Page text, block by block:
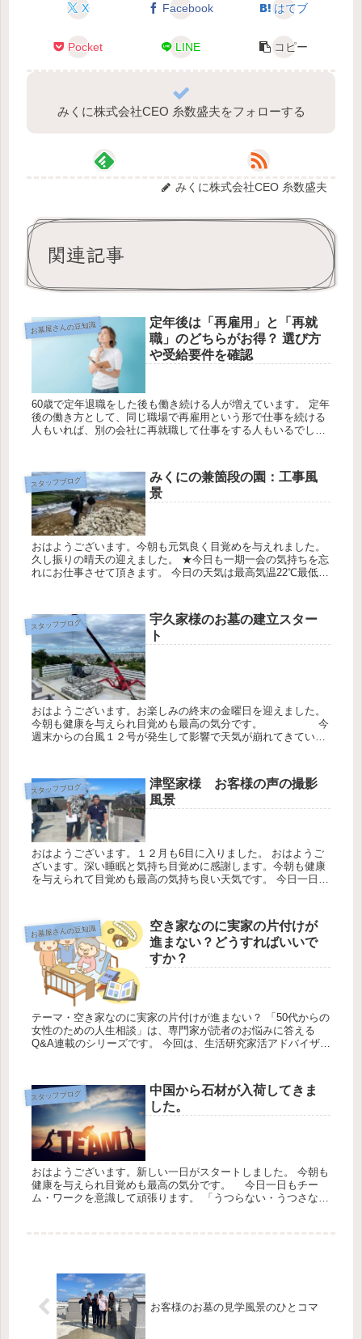
X Facebook はてブ
Pocket LINE コピー
みくに株式会社CEO 糸数盛夫をフォローする
みくに株式会社CEO 糸数盛夫
関連記事
お墓屋さんの豆知識
定年後は「再雇用」と「再就
職」のどちらがお得？ 選び方
や受給要件を確認
60歳で定年退職をした後も働き続ける人が増えています。 定年
後の働き方として、同じ職場で再雇用という形で仕事を続ける
人もいれば、別の会社に再就職して仕事をする人もいるでしょ
スタッフブログ
みくにの兼箇段の園：工事風
景
おはようございます。今朝も元気良く目覚めを与えれました。
久し振りの晴天の迎えました。 ★今日も一期一会の気持ちを忘
れにお仕事させて頂きます。 今日の天気は最高気温22℃最低気
スタッフブログ
宇久家様のお墓の建立スター
ト
おはようございます。お楽しみの終末の金曜日を迎えました。
今朝も健康を与えられ目覚めも最高の気分です。 今
週末からの台風１２号が発生して影響で天気が崩れてきていま
スタッフブログ
津堅家様 お客様の声の撮影
風景
おはようございます。１２月も6目に入りました。 おはようご
ざいます。深い睡眠と気持ち目覚めに感謝します。今朝も健康
を与えられて目覚めも最高の気持ち良い天気です。 今日一日も
お墓屋さんの豆知識
空き家なのに実家の片付けが
進まない？どうすればいいで
すか？
テーマ・空き家なのに実家の片付けが進まない？ 「50代からの
女性のための人生相談」は、専門家が読者のお悩みに答える
Q&A連載のシリーズです。 今回は、生活研究家活アドバイザー
スタッフブログ
中国から石材が入荷してきま
した。
おはようございます。新しい一日がスタートしました。 今朝も
健康を与えられ目覚めも最高の気分です。 今日一日もチー
ム・ワークを意識して頑張ります。 「うつらない・うつさな
お客様のお墓の見学風景のひとコマ